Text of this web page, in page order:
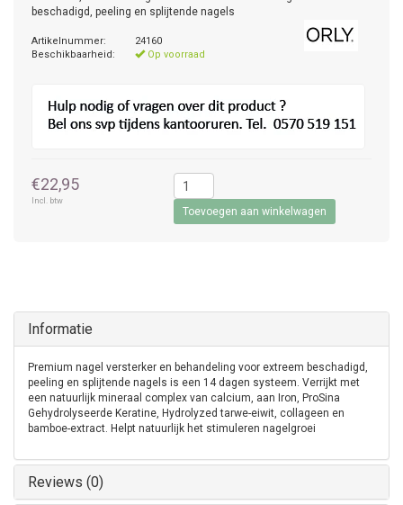
beschadigd, peeling en splijtende nagels
Artikelnummer:
24160
Beschikbaarheid:
Op voorraad
€22,95
Incl. btw
Toevoegen aan winkelwagen
Informatie
Premium nagel versterker en behandeling voor extreem beschadigd,
peeling en splijtende nagels is een 14 dagen systeem. Verrijkt met
een natuurlijk mineraal complex van calcium, aan Iron, ProSina
Gehydrolyseerde Keratine, Hydrolyzed tarwe-eiwit, collageen en
bamboe-extract. Helpt natuurlijk het stimuleren nagelgroei
Reviews (0)